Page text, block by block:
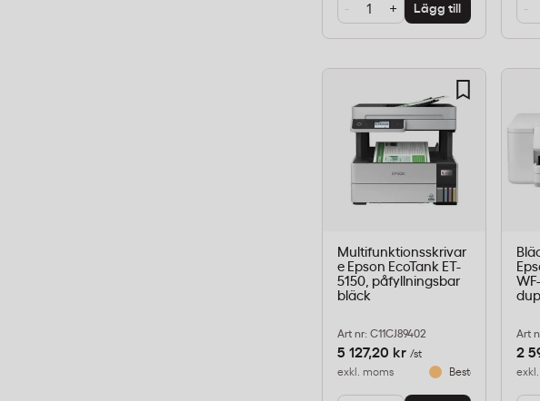
- + Lägg till -
Multifunktionsskrivar
e Epson EcoTank ET-
5150, påfyllningsbar
bläck
Art nr: C11CJ89402
5 127,20 kr /st
exkl. moms
Beställningsvara
Art
2